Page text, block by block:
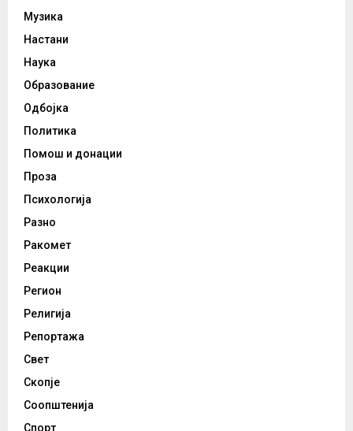
Музика
Настани
Наука
Образование
Одбојка
Политика
Помош и донации
Проза
Психологија
Разно
Ракомет
Реакции
Регион
Религија
Репортажа
Свет
Скопје
Соопштенија
Спорт